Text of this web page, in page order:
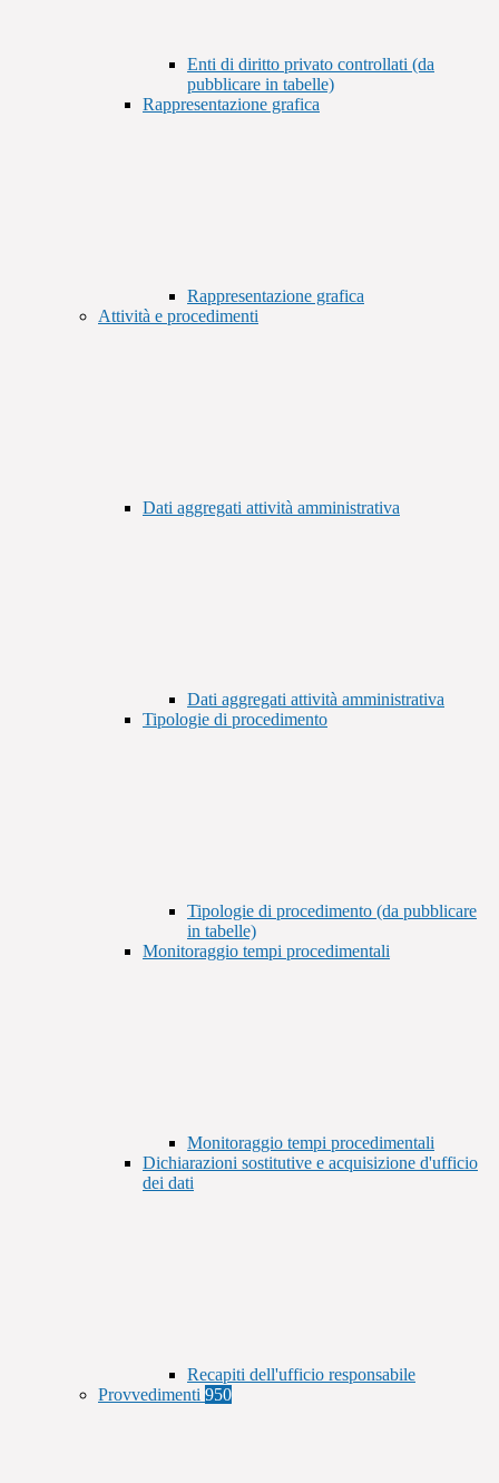
Enti di diritto privato controllati (da
pubblicare in tabelle)
Rappresentazione grafica
Rappresentazione grafica
Attività e procedimenti
Dati aggregati attività amministrativa
Dati aggregati attività amministrativa
Tipologie di procedimento
Tipologie di procedimento (da pubblicare
in tabelle)
Monitoraggio tempi procedimentali
Monitoraggio tempi procedimentali
Dichiarazioni sostitutive e acquisizione d'ufficio
dei dati
Recapiti dell'ufficio responsabile
Provvedimenti 950